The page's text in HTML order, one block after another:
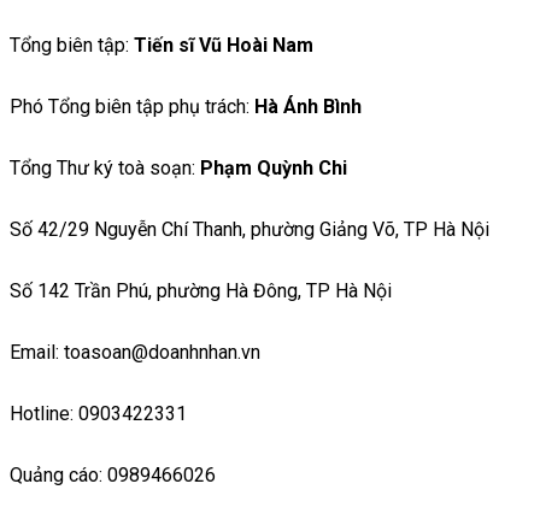
Tổng biên tập: Tiến sĩ Vũ Hoài Nam
Phó Tổng biên tập phụ trách: Hà Ánh Bình
Tổng Thư ký toà soạn: Phạm Quỳnh Chi
Số 42/29 Nguyễn Chí Thanh, phường Giảng Võ, TP Hà Nội
Số 142 Trần Phú, phường Hà Đông, TP Hà Nội
Email: toasoan@doanhnhan.vn
Hotline: 0903422331
Quảng cáo: 0989466026